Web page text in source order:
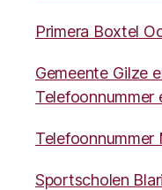
Primera Boxtel
Gemeente Gilze
Telefoonnummer
Sportscholen